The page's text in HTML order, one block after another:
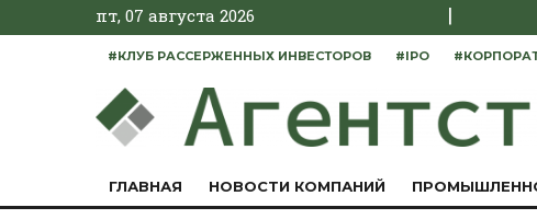
пт, 07 августа 2026 |
#КЛУБ РАССЕРЖЕННЫХ ИНВЕСТОРОВ #IPO
ГЛАВНАЯ НОВОСТИ КОМПАНИЙ